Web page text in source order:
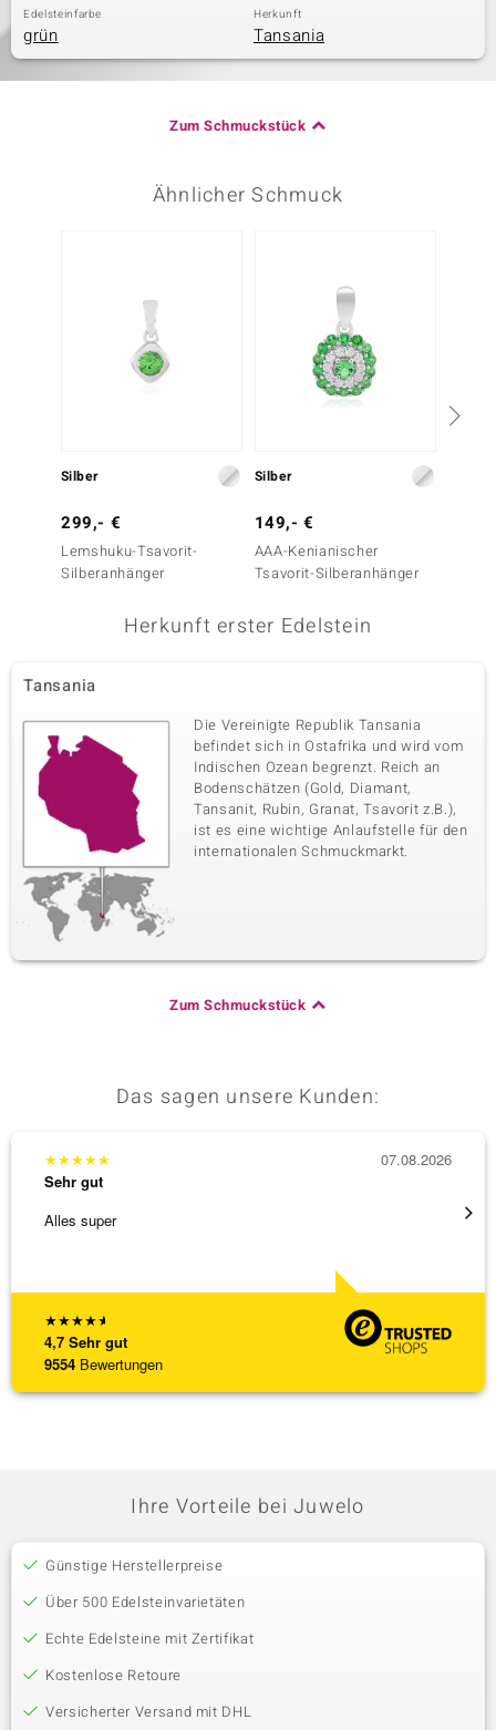
Edelsteinfarbe
grün
Herkunft
Tansania
Zum Schmuckstück
Ähnlicher Schmuck
Silber
299,- €
Lemshuku-Tsavorit-
Silberanhänger
Silber
149,- €
AAA-Kenianischer
Tsavorit-Silberanhänger
Herkunft erster Edelstein
Tansania
Die Vereinigte Republik Tansania
befindet sich in Ostafrika und wird vom
Indischen Ozean begrenzt. Reich an
Bodenschätzen (Gold, Diamant,
Tansanit, Rubin, Granat, Tsavorit z.B.),
ist es eine wichtige Anlaufstelle für den
internationalen Schmuckmarkt.
Zum Schmuckstück
Das sagen unsere Kunden:
★★★★★
4,7 Sehr gut
9554 Bewertungen
★★★★★
Sehr gut
Alles super
07.08.2026
Eine
Ihre Vorteile bei Juwelo
Günstige Herstellerpreise
Über 500 Edelsteinvarietäten
Echte Edelsteine mit Zertifikat
Kostenlose Retoure
Versicherter Versand mit DHL